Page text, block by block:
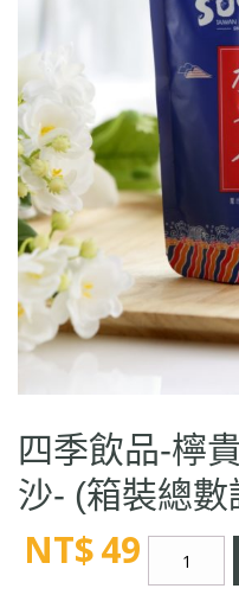
四季飲品-檸
沙- (箱裝總數
NT$49
季